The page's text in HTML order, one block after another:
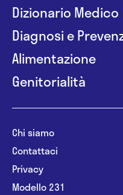
Dizionario Medico
Diagnosi e
Alimentazione
Genitorialità
Chi siamo
Contattaci
Privacy
Modello 231